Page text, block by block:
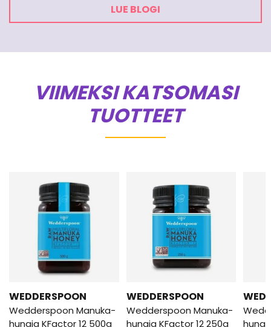
LUE BLOGI
VIIMEKSI KATSOMASI
TUOTTEET
WEDDERSPOON
Wedderspoon Manuka-
hunaja KFactor 12 500g
WEDDERSPOON
Wedderspoon Manuka-
hunaja KFactor 12 250g